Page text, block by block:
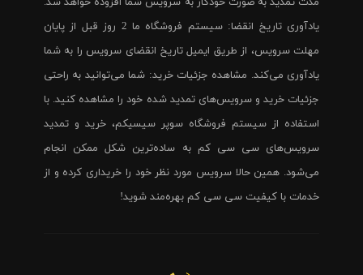
یادآوری تاریخ انقضا: سیستم فروشگاه ما 2 روز قبل از پایان
مهلت سرویس، از طریق ایمیل تاریخ انقضای سرویس را به شما
یادآوری می‌کند. مشاهده جزئیات خرید: شما می‌توانید به راحتی
جزئیات خرید و سرویس‌های تمدید شده خود را مشاهده کنید. با
استفاده از سیستم فروشگاه سوپر سیسیکم، خرید و تمدید
سرویس‌های سی سی کم به ساده‌ترین شکل ممکن انجام
می‌شود. همین حالا سرویس مورد نظر خود را خریداری کرده و از
خدمات با کیفیت سی سی کم بهره‌مند شوید!